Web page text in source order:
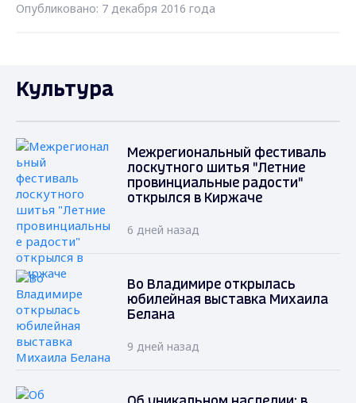
Опубликовано: 7 декабря 2016 года
Культура
Межрегиональный фестиваль
лоскутного шитья "Летние
провинциальные радости"
открылся в Киржаче
6 дней назад
Во Владимире открылась
юбилейная выставка Михаила
Белана
9 дней назад